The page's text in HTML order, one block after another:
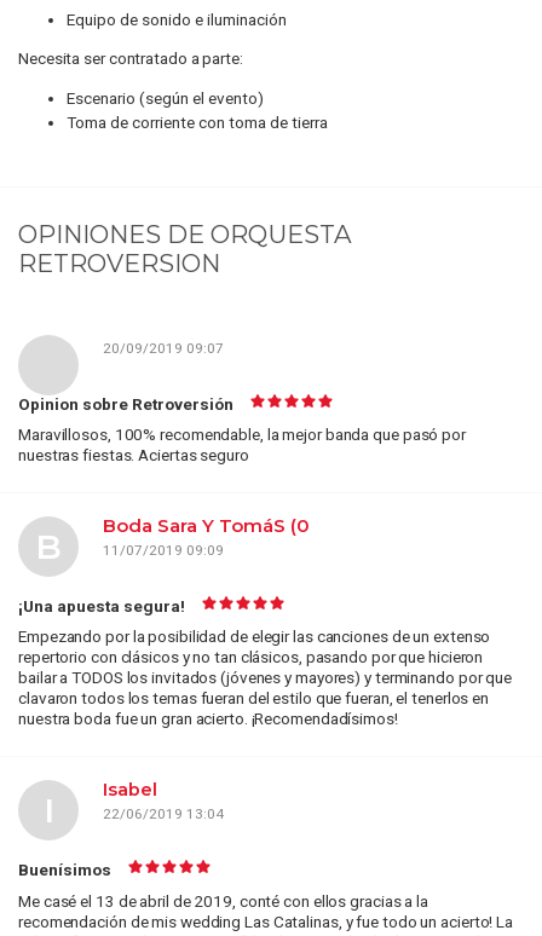
Equipo de sonido e iluminación
Necesita ser contratado a parte:
Escenario (según el evento)
Toma de corriente con toma de tierra
OPINIONES DE ORQUESTA
RETROVERSION
20/09/2019 09:07
Opinion sobre Retroversión
Maravillosos, 100% recomendable, la mejor banda que pasó por
nuestras fiestas. Aciertas seguro
Boda Sara Y TomáS (0
11/07/2019 09:09
B
¡Una apuesta segura!
Empezando por la posibilidad de elegir las canciones de un extenso
repertorio con clásicos y no tan clásicos, pasando por que hicieron
bailar a TODOS los invitados (jóvenes y mayores) y terminando por que
clavaron todos los temas fueran del estilo que fueran, el tenerlos en
nuestra boda fue un gran acierto. ¡Recomendadísimos!
Isabel
22/06/2019 13:04
I
Buenísimos
Me casé el 13 de abril de 2019, conté con ellos gracias a la
recomendación de mis wedding Las Catalinas, y fue todo un acierto! La